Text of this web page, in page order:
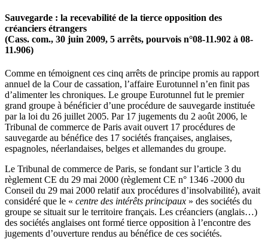
Sauvegarde : la recevabilité de la tierce opposition des
créanciers étrangers
(Cass. com., 30 juin 2009, 5 arrêts, pourvois n°08-11.902 à 08-
11.906)
Comme en témoignent ces cinq arrêts de principe promis au rapport
annuel de la Cour de cassation, l’affaire Eurotunnel n’en finit pas
d’alimenter les chroniques. Le groupe Eurotunnel fut le premier
grand groupe à bénéficier d’une procédure de sauvegarde instituée
par la loi du 26 juillet 2005. Par 17 jugements du 2 août 2006, le
Tribunal de commerce de Paris avait ouvert 17 procédures de
sauvegarde au bénéfice des 17 sociétés françaises, anglaises,
espagnoles, néerlandaises, belges et allemandes du groupe.
Le Tribunal de commerce de Paris, se fondant sur l’article 3 du
règlement CE du 29 mai 2000 (règlement CE n° 1346 -2000 du
Conseil du 29 mai 2000 relatif aux procédures d’insolvabilité), avait
considéré que le « centre des intérêts principaux » des sociétés du
groupe se situait sur le territoire français. Les créanciers (anglais…)
des sociétés anglaises ont formé tierce opposition à l’encontre des
jugements d’ouverture rendus au bénéfice de ces sociétés.